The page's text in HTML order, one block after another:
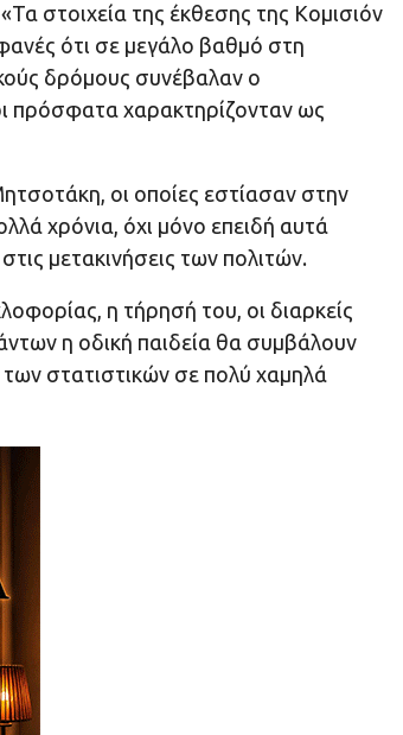
στοιχεία της έκθεσης της Κομισιόν
ότι σε μεγάλο βαθμό στη
δρόμους συνέβαλαν ο
πρόσφατα χαρακτηρίζονταν ως
οι οποίες εστίασαν στην
χρόνια, όχι μόνο επειδή αυτά
μετακινήσεις των πολιτών.
η τήρησή του, οι διαρκείς
η οδική παιδεία θα συμβάλουν
στατιστικών σε πολύ χαμηλά